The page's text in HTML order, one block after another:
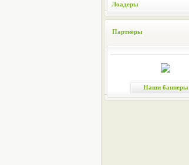
Лоадеры
Партнёры
Наши баннеры